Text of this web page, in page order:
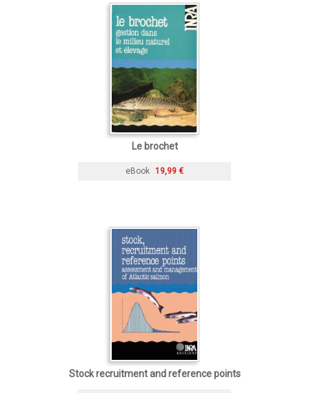
Le brochet
eBook 19,99 €
Stock recruitment and reference points